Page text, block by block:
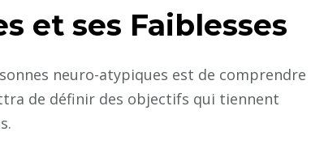
et ses Faiblesses
neuro-atypiques est de comprendre
de définir des objectifs qui tiennent